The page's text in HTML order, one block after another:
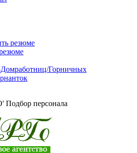
резюме
Горничных
Подбор персонала